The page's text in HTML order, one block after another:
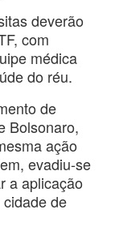
deverão
com
médica
do réu.
de
Bolsonaro,
ação
evadiu-se
a aplicação
de